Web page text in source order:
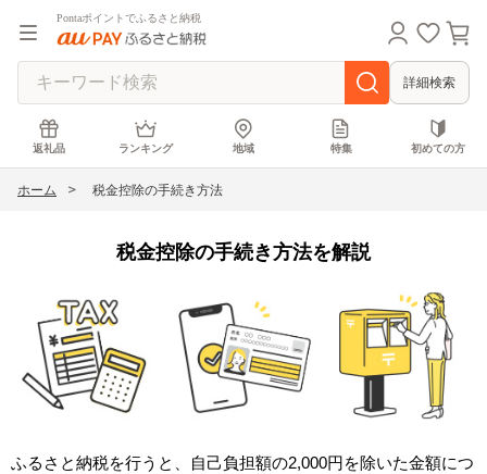
Pontaポイントでふるさと納税
詳細検索
返礼品 ランキング 地域 特集 初めての方
ホーム 税金控除の手続き方法
税金控除の手続き方法を解説
ふるさと納税を行うと、自己負担額の2,000円を除いた金額につ